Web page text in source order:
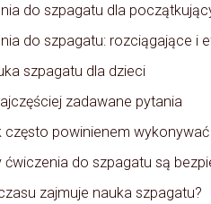
do szpagatu dla
do szpagatu: rozciągające i
szpagatu dla dzieci
zadawane pytania
często powinienem
ćwiczenia do szpagatu są
zajmuje nauka szpagatu?